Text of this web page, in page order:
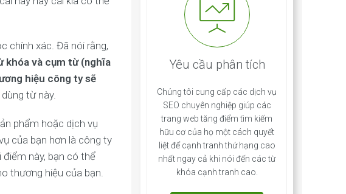
chính xác. Đã nói rằng,
khóa và cụm từ (nghĩa
hiệu công ty sẽ
từ này.
phẩm hoặc dịch vụ
của bạn hơn là công ty
này, bạn có thể
thương hiệu của bạn.
Yêu cầu phân tích
Chúng tôi cung cấp các dịch vụ
SEO chuyên nghiệp giúp các
trang web tăng điểm tìm kiếm
hữu cơ của họ một cách quyết
liệt để cạnh tranh thứ hạng cao
nhất ngay cả khi nói đến các từ
khóa cạnh tranh cao.